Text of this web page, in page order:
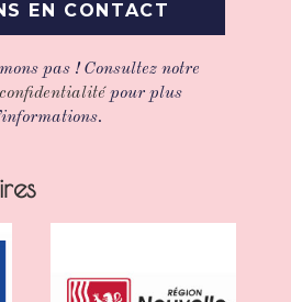
pas ! Consultez notre
pour plus